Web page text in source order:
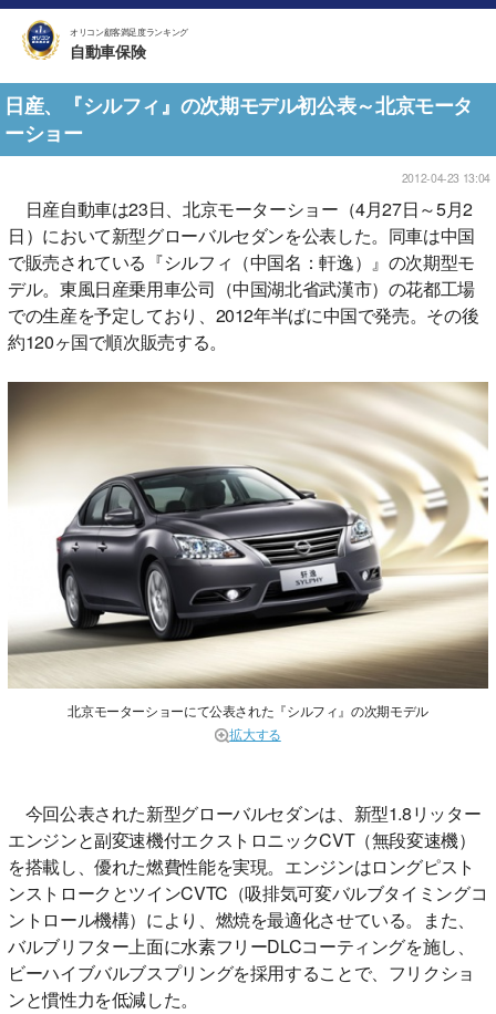
オリコン顧客満足度ランキング
自動車保険
日産、『シルフィ』の次期モデル初公表～北京モータ
ーショー
2012-04-23 13:04
日産自動車は23日、北京モーターショー（4月27日～5月2
日）において新型グローバルセダンを公表した。同車は中国
で販売されている『シルフィ（中国名：軒逸）』の次期型モ
デル。東風日産乗用車公司（中国湖北省武漢市）の花都工場
での生産を予定しており、2012年半ばに中国で発売。その後
約120ヶ国で順次販売する。
北京モーターショーにて公表された『シルフィ』の次期モデル
拡大する
今回公表された新型グローバルセダンは、新型1.8リッター
エンジンと副変速機付エクストロニックCVT（無段変速機）
を搭載し、優れた燃費性能を実現。エンジンはロングピスト
ンストロークとツインCVTC（吸排気可変バルブタイミングコ
ントロール機構）により、燃焼を最適化させている。また、
バルブリフター上面に水素フリーDLCコーティングを施し、
ビーハイブバルブスプリングを採用することで、フリクショ
ンと慣性力を低減した。